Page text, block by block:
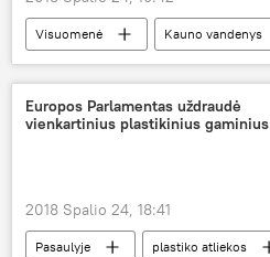
Visuomenė Kauno vandenys
Europos Parlamentas uždraudė
vienkartinius plastikinius gaminius
2018 Spalio 24, 18:41
Pasaulyje plastiko atliekos